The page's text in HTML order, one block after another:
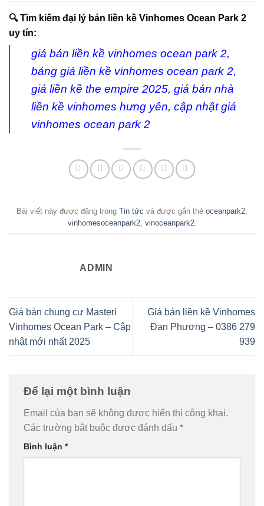
🔍Tìm kiếm đại lý bán liền kề Vinhomes Ocean Park 2
uy tín:
giá bán liền kề vinhomes ocean park 2,
bảng giá liền kề vinhomes ocean park 2,
giá liền kề the empire 2025, giá bán nhà
liền kề vinhomes hưng yên, cập nhật giá
vinhomes ocean park 2
Bài viết này được đăng trong Tin tức và được gắn thẻ oceanpark2
vinhomesoceanpark2, vinoceanpark2.
ADMIN
Giá bán chung cư Masteri
Vinhomes Ocean Park – Cập
nhật mới nhất 2025
Giá bán liền kề Vinhomes
Đan Phượng – 0386 279
939
Để lại một bình luận
Email của bạn sẽ không được hiển thị công khai.
Các trường bắt buộc được đánh dấu *
Bình luận *